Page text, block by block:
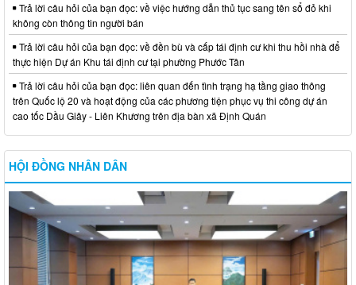
Trả lời câu hỏi của bạn đọc: về việc hướng dẫn thủ tục sang tên sổ đỏ khi
không còn thông tin người bán
Trả lời câu hỏi của bạn đọc: về đền bù và cấp tái định cư khi thu hồi nhà để
thực hiện Dự án Khu tái định cư tại phường Phước Tân
Trả lời câu hỏi của bạn đọc: liên quan đến tình trạng hạ tầng giao thông
trên Quốc lộ 20 và hoạt động của các phương tiện phục vụ thi công dự án
cao tốc Dầu Giây - Liên Khương trên địa bàn xã Định Quán
HỘI ĐỒNG NHÂN DÂN